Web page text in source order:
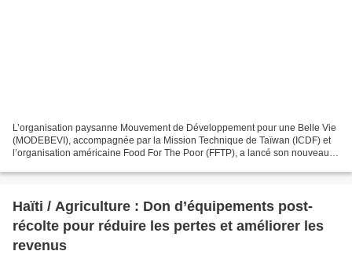
L’organisation paysanne Mouvement de Développement pour une Belle Vie
(MODEBEVI), accompagnée par la Mission Technique de Taïwan (ICDF) et
l’organisation américaine Food For The Poor (FFTP), a lancé son nouveau
Haïti / Agriculture : Don d’équipements post-
récolte pour réduire les pertes et améliorer les
revenus